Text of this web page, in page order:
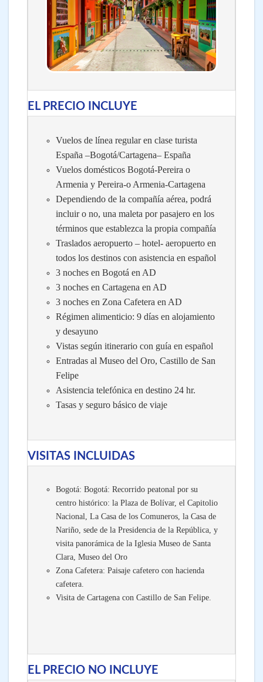
EL PRECIO INCLUYE
Vuelos de línea regular en clase turista
España –Bogotá/Cartagena– España
Vuelos domésticos Bogotá-Pereira o
Armenia y Pereira-o Armenia-Cartagena
Dependiendo de la compañía aérea, podrá
incluir o no, una maleta por pasajero en los
términos que establezca la propia compañía
Traslados aeropuerto – hotel- aeropuerto en
todos los destinos con asistencia en español
3 noches en Bogotá en AD
3 noches en Cartagena en AD
3 noches en Zona Cafetera en AD
Régimen alimenticio: 9 días en alojamiento
y desayuno
Vistas según itinerario con guía en español
Entradas al Museo del Oro, Castillo de San
Felipe
Asistencia telefónica en destino 24 hr.
Tasas y seguro básico de viaje
VISITAS INCLUIDAS
Bogotá: Bogotá: Recorrido peatonal por su
centro histórico: la Plaza de Bolívar, el Capitolio
Nacional, La Casa de los Comuneros, la Casa de
Nariño, sede de la Presidencia de la República, y
visita panorámica de la Iglesia Museo de Santa
Clara, Museo del Oro
Zona Cafetera: Paisaje cafetero con hacienda
cafetera.
Visita de Cartagena con Castillo de San Felipe.
EL PRECIO NO INCLUYE